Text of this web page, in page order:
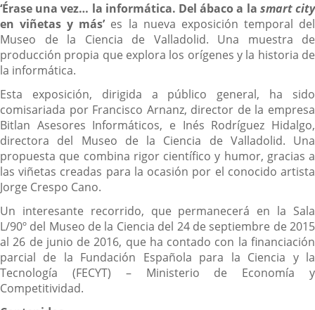
‘Érase una vez… la informática. Del ábaco a la smart city
en viñetas y más’ es la nueva exposición temporal del
Museo de la Ciencia de Valladolid. Una muestra de
producción propia que explora los orígenes y la historia de
la informática.
Esta exposición, dirigida a público general, ha sido
comisariada por Francisco Arnanz, director de la empresa
Bitlan Asesores Informáticos, e Inés Rodríguez Hidalgo,
directora del Museo de la Ciencia de Valladolid. Una
propuesta que combina rigor científico y humor, gracias a
las viñetas creadas para la ocasión por el conocido artista
Jorge Crespo Cano.
Un interesante recorrido, que permanecerá en la Sala
L/90º del Museo de la Ciencia del 24 de septiembre de 2015
al 26 de junio de 2016, que ha contado con la financiación
parcial de la Fundación Española para la Ciencia y la
Tecnología (FECYT) – Ministerio de Economía y
Competitividad.